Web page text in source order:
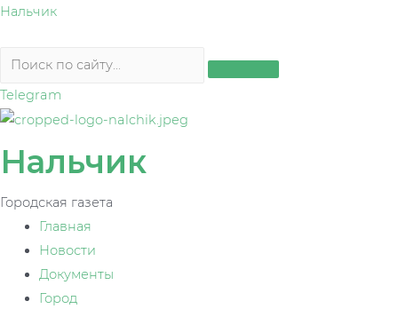
Перейти
содержимому
Нальчик
Telegram
Нальчик
Городская газета
Главная
Новости
Документы
Город